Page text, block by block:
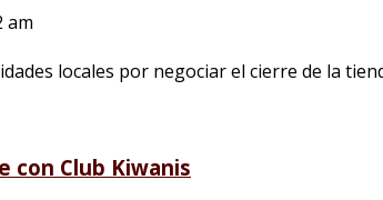
am
locales por negociar el cierre de la
con Club Kiwanis